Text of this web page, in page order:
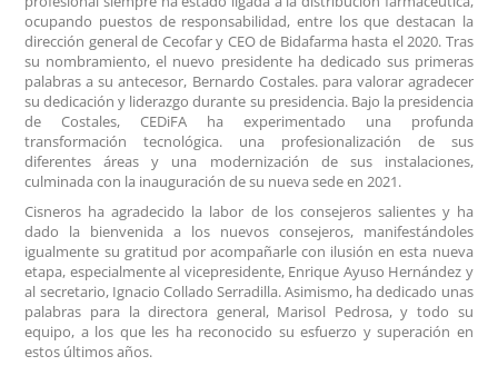
ocupando puestos de responsabilidad, entre los que destacan la
dirección general de Cecofar y CEO de Bidafarma hasta el 2020. Tras
su nombramiento, el nuevo presidente ha dedicado sus primeras
palabras a su antecesor, Bernardo Costales. para valorar agradecer
su dedicación y liderazgo durante su presidencia. Bajo la presidencia
de Costales, CEDiFA ha experimentado una profunda
transformación tecnológica. una profesionalización de sus
diferentes áreas y una modernización de sus instalaciones,
culminada con la inauguración de su nueva sede en 2021.
Cisneros ha agradecido la labor de los consejeros salientes y ha
dado la bienvenida a los nuevos consejeros, manifestándoles
igualmente su gratitud por acompañarle con ilusión en esta nueva
etapa, especialmente al vicepresidente, Enrique Ayuso Hernández y
al secretario, Ignacio Collado Serradilla. Asimismo, ha dedicado unas
palabras para la directora general, Marisol Pedrosa, y todo su
equipo, a los que les ha reconocido su esfuerzo y superación en
estos últimos años.